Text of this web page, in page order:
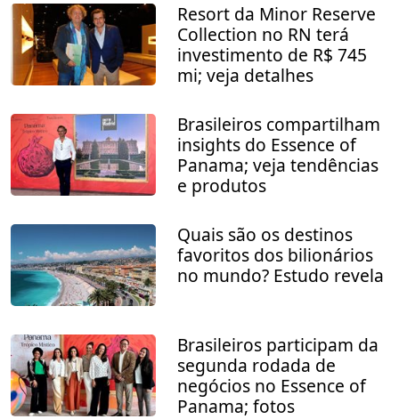
Resort da Minor Reserve
Collection no RN terá
investimento de R$ 745
mi; veja detalhes
Brasileiros compartilham
insights do Essence of
Panama; veja tendências
e produtos
Quais são os destinos
favoritos dos bilionários
no mundo? Estudo revela
Brasileiros participam da
segunda rodada de
negócios no Essence of
Panama; fotos